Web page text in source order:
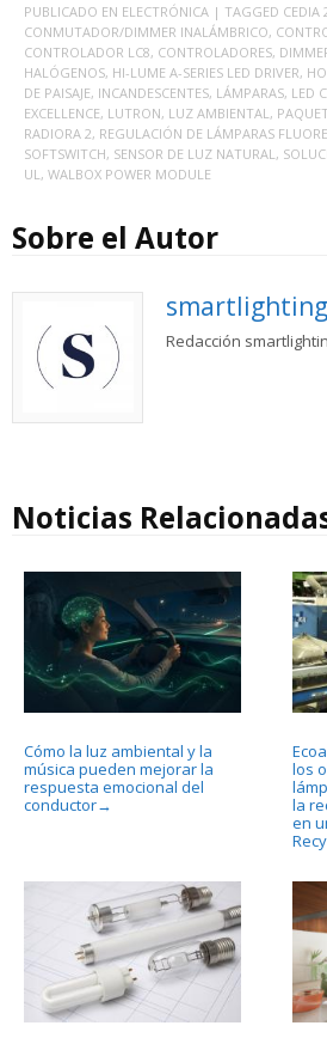
PUBLICADO EN ELECTRÓNICA | TAGGED CEDIA
CONMUTADOR/DIMMER INALÁMBRICO,
CONTROLADOR LC8, CONTROLADORES,
HALÓGENOS, HI-LUME A-SERIES LED DRIVER,
DE PAISAJE, INCANDESCENTES, LÁMPARAS, LED
EXCELLENCE, LUTRON, LUZ AMBIENTAL ,
RADIORA 2, REGULACIÓN DE LÁMPARAS
SOFTSWITCH, SENSOR DE LUZ NATURAL ,
UL , WALBOX POWER MODULE
Sobre el Autor
smartlighting
Redacción
Noticias
Cómo la luz ambiental y la
música pueden mejorar la
respuesta emocional del
conductor→
los
la
en